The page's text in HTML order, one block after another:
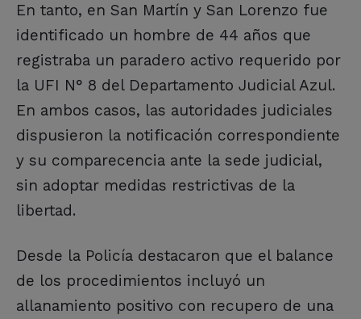
En tanto, en San Martín y San Lorenzo fue
identificado un hombre de 44 años que
registraba un paradero activo requerido por
la UFI N° 8 del Departamento Judicial Azul.
En ambos casos, las autoridades judiciales
dispusieron la notificación correspondiente
y su comparecencia ante la sede judicial,
sin adoptar medidas restrictivas de la
libertad.
Desde la Policía destacaron que el balance
de los procedimientos incluyó un
allanamiento positivo con recupero de una